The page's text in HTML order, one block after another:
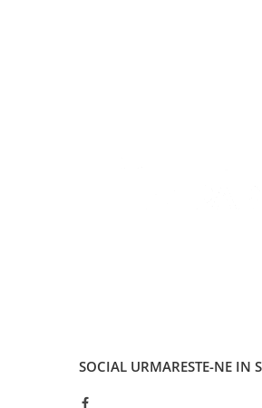
SOCIAL URMARESTE-NE IN